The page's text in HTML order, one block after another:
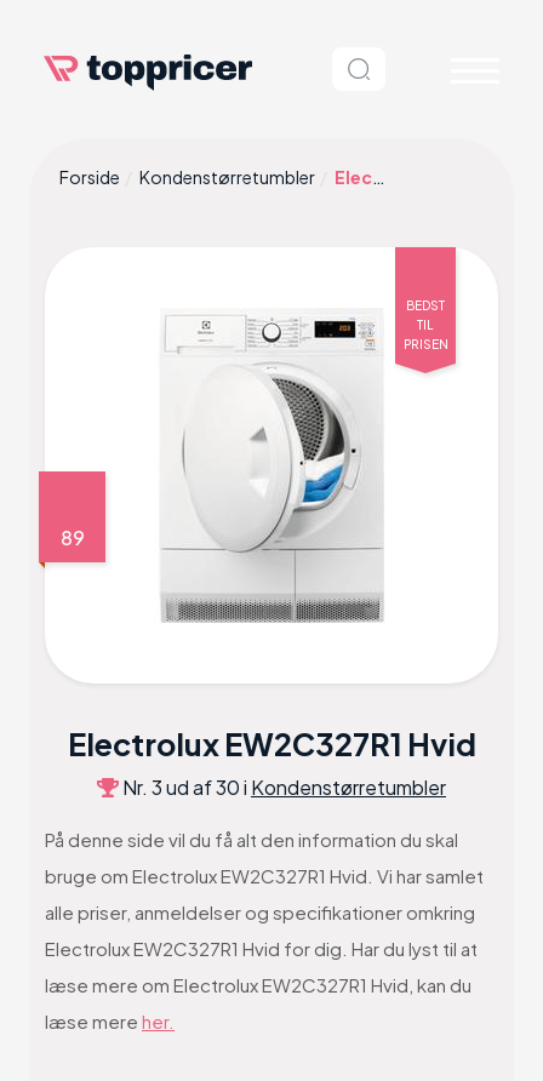
Forside Kondenstørretumbler Electrolux EW2C327R1 Hvid
89
BEDST
TIL
PRISEN
Electrolux EW2C327R1 Hvid
Nr. 3 ud af 30 i Kondenstørretumbler
På denne side vil du få alt den information du skal
bruge om Electrolux EW2C327R1 Hvid. Vi har samlet
alle priser, anmeldelser og specifikationer omkring
Electrolux EW2C327R1 Hvid for dig. Har du lyst til at
læse mere om Electrolux EW2C327R1 Hvid, kan du
læse mere her.